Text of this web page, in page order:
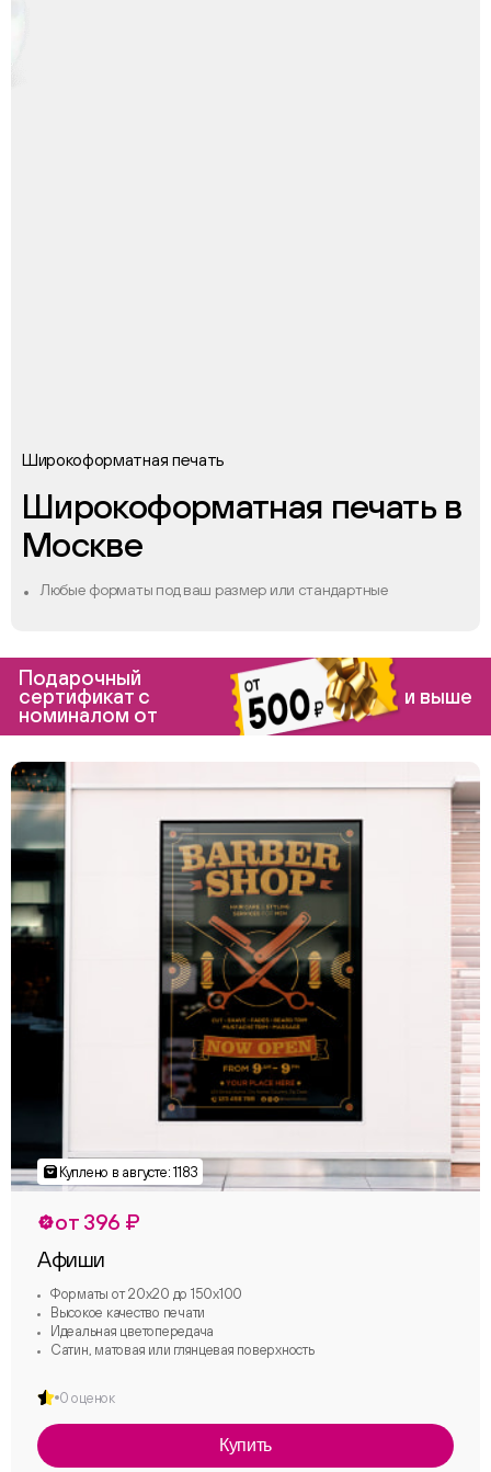
Широкоформатная печать
Широкоформатная печать в
Москве
Любые форматы под ваш размер или стандартные
Подарочный
сертификат с
номиналом от
и выше
от 396 ₽
Афиши
Форматы от 20х20 до 150х100
Высокое качество печати
Идеальная цветопередача
Сатин, матовая или глянцевая поверхность
0 оценок
Купить